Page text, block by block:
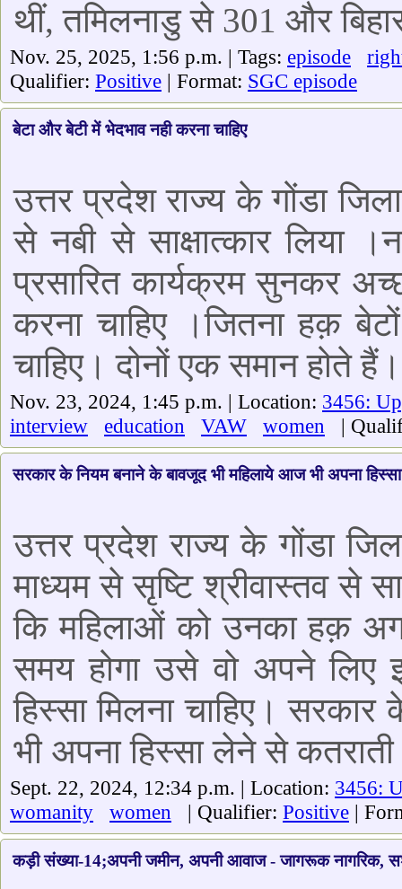
थीं, तमिलनाडु से 301 और
Nov. 25, 2025, 1:56 p.m. | Tags: episode
Qualifier: Positive | Format: SGC episode
बेटा और बेटी में भेदभाव नही करना चाहिए
उत्तर प्रदेश राज्य के गोंडा
से नबी से साक्षात्कार लिया
प्रसारित कार्यक्रम सुनकर
करना चाहिए ।जितना हक़
चाहिए। दोनों एक समान होते हैं।
Nov. 23, 2024, 1:45 p.m. | Location: 3456:
interview
education VAW women |
सरकार के नियम बनाने के बावजूद भी महिलाये आज भी अपना
उत्तर प्रदेश राज्य के गोंडा
माध्यम से सृष्टि श्रीवास्तव से
कि महिलाओं को उनका हक़
समय होगा उसे वो अपने लिए
हिस्सा मिलना चाहिए।
भी अपना हिस्सा लेने से कतराती
Sept. 22, 2024, 12:34 p.m. | Location: 3456:
womanity
women | Qualifier: Positive |
कड़ी संख्या-14;अपनी जमीन, अपनी आवाज - जागरूक नागरिक,